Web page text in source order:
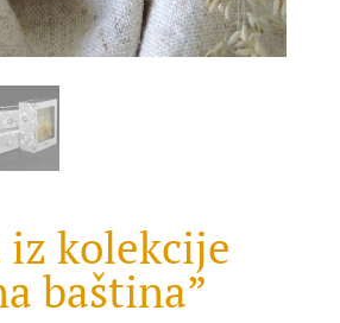
iz kolekcije
baština”